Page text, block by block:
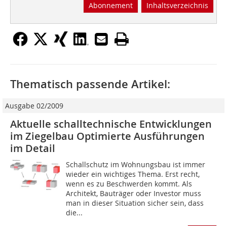
Abonnement Inhaltsverzeichnis
Thematisch passende Artikel:
Ausgabe 02/2009
Aktuelle schalltechnische Entwicklungen
im Ziegelbau Optimierte Ausführungen
im Detail
Schallschutz im Wohnungsbau ist immer
wieder ein wichtiges Thema. Erst recht,
wenn es zu Beschwerden kommt. Als
Architekt, Bauträger oder Investor muss
man in dieser Situation sicher sein, dass
die...